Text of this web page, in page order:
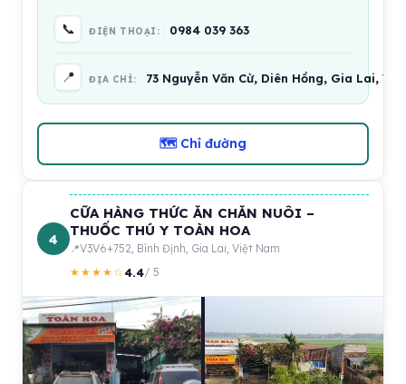
📞 ĐIỆN THOẠI: 0984 039 363
📍 ĐỊA CHỈ: 73 Nguyễn Văn Cừ, Diên Hồng, Gia Lai,
🗺 Chỉ đường
4
CỮA HÀNG THỨC ĂN CHĂN NUÔI –
THUỐC THÚ Y TOÀN HOA
V3V6+752, Bình Định, Gia Lai, Việt Nam
★★★★☆4.4/ 5